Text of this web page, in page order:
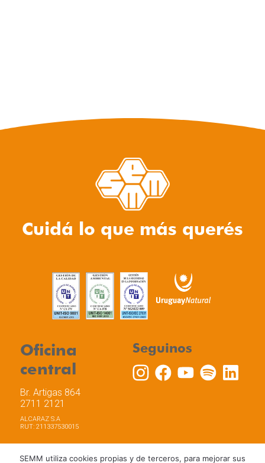
Cuidá lo que más querés
Oficina
central
Br. Artigas 864
2711 2121
ALCARAZ S.A
RUT: 211337530015
Seguinos
SEMM utiliza cookies propias y de terceros, para mejorar sus